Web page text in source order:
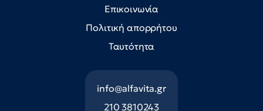
Επικοινωνία
Πολιτική απορρήτου
Ταυτότητα
info@alfavita.gr
210 3810243